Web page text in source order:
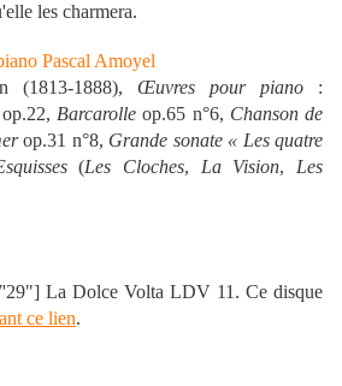
les charmera.
(1813-1888), Œuvres pour piano :
Barcarolle op.65 n°6, Chanson de
op.31 n°8, Grande sonate « Les quatre
(Les Cloches, La Vision, Les
La Dolce Volta LDV 11. Ce disque
ce lien.